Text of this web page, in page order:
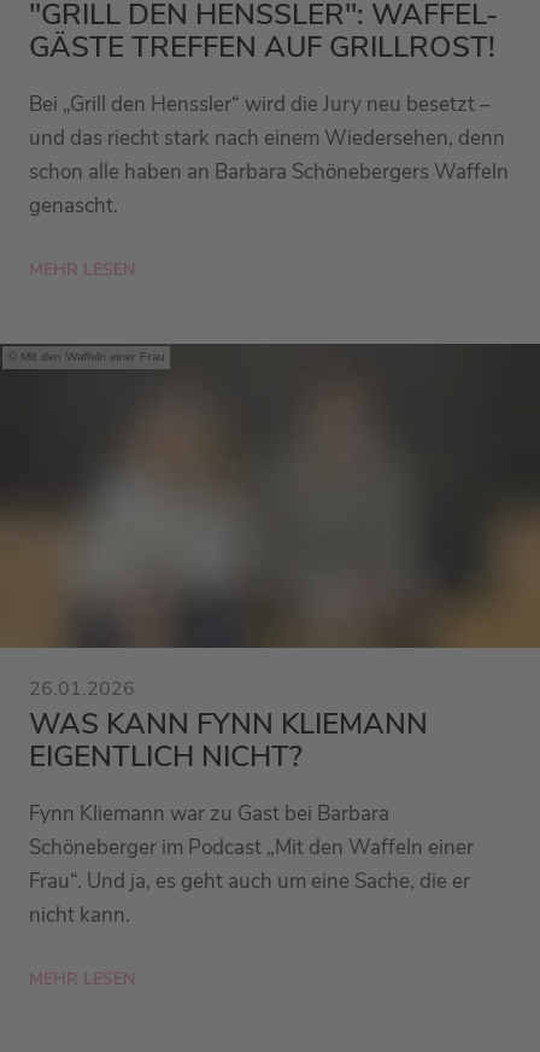
"GRILL DEN HENSSLER": WAFFEL-
GÄSTE TREFFEN AUF GRILLROST!
Bei „Grill den Henssler“ wird die Jury neu besetzt –
und das riecht stark nach einem Wiedersehen, denn
schon alle haben an Barbara Schönebergers Waffeln
genascht.
MEHR LESEN
Mit den Waffeln einer Frau
26.01.2026
WAS KANN FYNN KLIEMANN
EIGENTLICH NICHT?
Fynn Kliemann war zu Gast bei Barbara
Schöneberger im Podcast „Mit den Waffeln einer
Frau“. Und ja, es geht auch um eine Sache, die er
nicht kann.
MEHR LESEN